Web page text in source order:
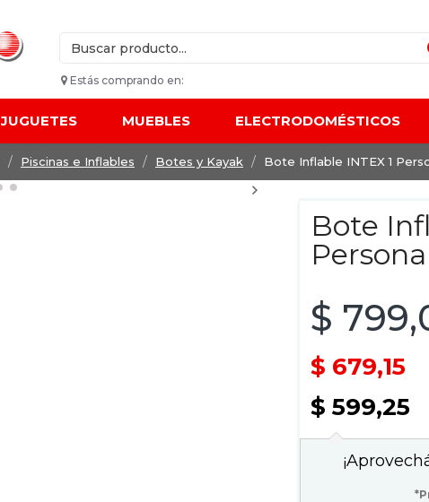
Estás comprando en:
JUGUETES MUEBLES ELECTRODOMÉSTICOS
Piscinas e Inflables Botes y Kayak Bote Inflable INTEX 1
Bote
Persona
$
$ 679,15
$ 599,25